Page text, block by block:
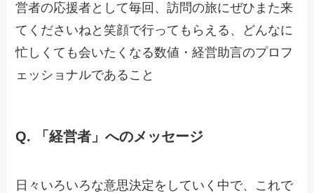
営者の応援者として毎回、訪問の旅にぜひまた来
てくださいねと笑顔で行ってもらえる、どんなに
忙しくても会いたくなる数値・経営助言のプロフ
ェッショナルであること
Q. 「経営者」へのメッセージ
日々いろいろな意思決定をしていく中で、これで